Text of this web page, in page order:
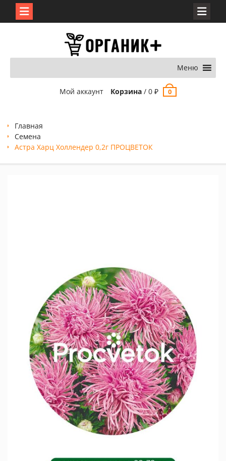
Меню
Мой аккаунт Корзина/ 0 ₽ 0
Главная
Семена
Астра Харц Холлендер 0,2г ПРОЦВЕТОК